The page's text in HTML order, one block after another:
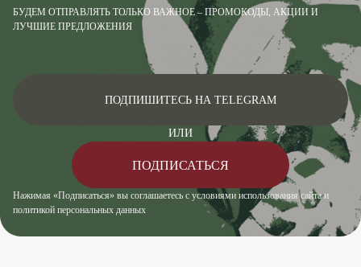
БУДЕМ ОТПРАВЛЯТЬ ТОЛЬКО ВАЖНОЕ – ПРОМОКОДЫ, АКЦИИ И
ЛУЧШИЕ ПРЕДЛОЖЕНИЯ
Нажимая «Подписаться» вы соглашаетесь с условиями использования сайта и
политикой персональных данных
ПОДПИШИТЕСЬ НА TELEGRAM
ИЛИ
ПОДПИСАТЬСЯ